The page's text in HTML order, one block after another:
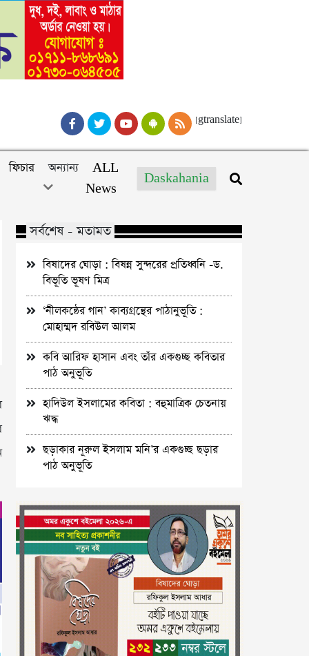
[gtranslate]
ফিচার অন্যান্য
ALL
News
Daskahania
সর্বশেষ - মতামত
বিষাদের ঘোড়া : বিষন্ন সুন্দরের প্রতিধ্বনি -ড.
বিভূতি ভূষণ মিত্র
‘নীলকন্ঠের গান’ কাব্যগ্রন্থের পাঠানুভূতি :
মোহাম্মদ রবিউল আলম
কবি আরিফ হাসান এবং তাঁর একগুচ্ছ কবিতার
পাঠ অনুভূতি
হাদিউল ইসলামের কবিতা : বহুমাত্রিক চেতনায়
ঋদ্ধ
ছড়াকার নূরুল ইসলাম মনি’র একগুচ্ছ ছড়ার
পাঠ অনুভূতি